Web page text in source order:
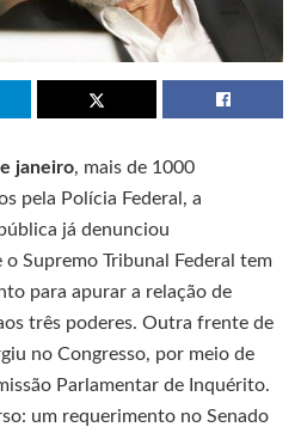
janeiro, mais de 1000
pela Polícia Federal, a
já denunciou
Supremo Tribunal Federal tem
para apurar a relação de
três poderes. Outra frente de
no Congresso, por meio de
Parlamentar de Inquérito.
um requerimento no Senado